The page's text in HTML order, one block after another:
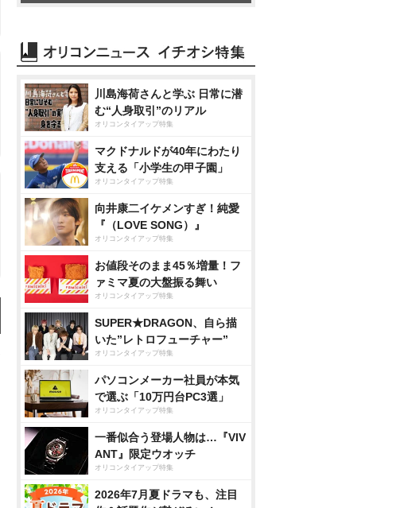
川島海荷さんと学ぶ 日常に潜
む“人身取引”のリアル
オリコンタイアップ特集
マクドナルドが40年にわたり
支える「小学生の甲子園」
オリコンタイアップ特集
向井康二イケメンすぎ！純愛
『（LOVE SONG）』
オリコンタイアップ特集
お値段そのまま45％増量！フ
ァミマ夏の大盤振る舞い
オリコンタイアップ特集
SUPER★DRAGON、自ら描
いた”レトロフューチャー”
オリコンタイアップ特集
パソコンメーカー社員が本気
で選ぶ「10万円台PC3選」
オリコンタイアップ特集
一番似合う登場人物は…『VIV
ANT』限定ウオッチ
オリコンタイアップ特集
2026年7月夏ドラマも、注目